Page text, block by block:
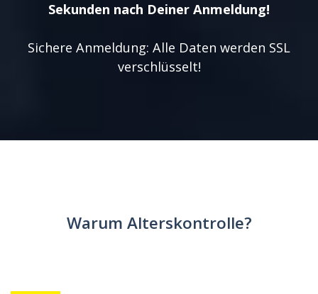
Sekunden nach Deiner Anmeldung!
Sichere Anmeldung: Alle Daten werden SSL
verschlüsselt!
Warum Alterskontrolle?